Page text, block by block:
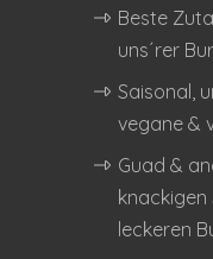
Beste
uns´rer
Saisonal,
vegane &
Guad &
leckeren